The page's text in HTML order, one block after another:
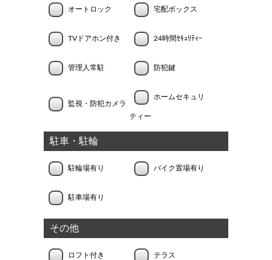
オートロック 宅配ボックス
TVドアホン付き 24時間ｾｷｭﾘﾃｨｰ
管理人常駐 防犯鍵
監視・防犯カメラ
ホームセキュリ
ティー
駐車・駐輪
駐輪場有り バイク置場有り
駐車場有り
その他
ロフト付き テラス